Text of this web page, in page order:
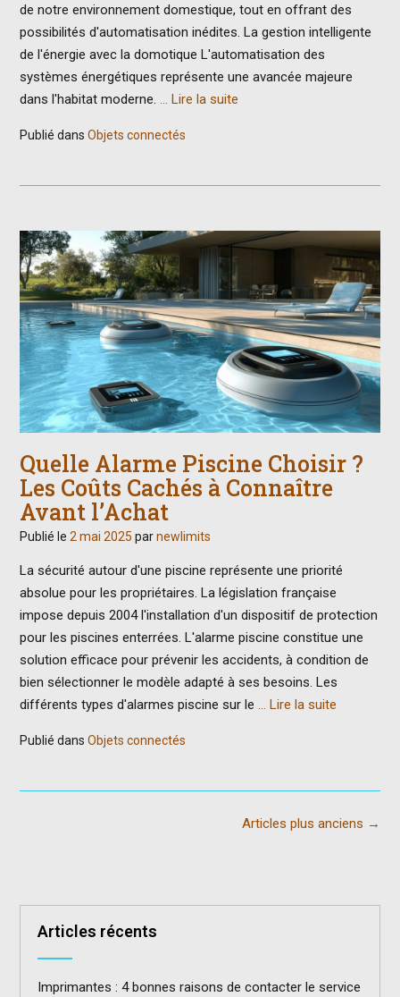
de notre environnement domestique, tout en offrant des
possibilités d'automatisation inédites. La gestion intelligente
de l'énergie avec la domotique L'automatisation des
systèmes énergétiques représente une avancée majeure
dans l'habitat moderne. … Lire la suite
Publié dans Objets connectés
Quelle Alarme Piscine Choisir ?
Les Coûts Cachés à Connaître
Avant l’Achat
Publié le 2 mai 2025 parnewlimits
La sécurité autour d'une piscine représente une priorité
absolue pour les propriétaires. La législation française
impose depuis 2004 l'installation d'un dispositif de protection
pour les piscines enterrées. L'alarme piscine constitue une
solution efficace pour prévenir les accidents, à condition de
bien sélectionner le modèle adapté à ses besoins. Les
différents types d'alarmes piscine sur le … Lire la suite
Publié dans Objets connectés
Articles plus anciens →
Articles récents
Imprimantes : 4 bonnes raisons de contacter le service